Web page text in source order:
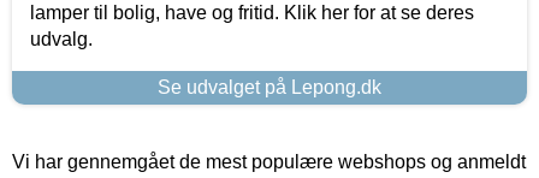
lamper til bolig, have og fritid. Klik her for at se deres
udvalg.
Se udvalget på Lepong.dk
Vi har gennemgået de mest populære webshops og anmeldt